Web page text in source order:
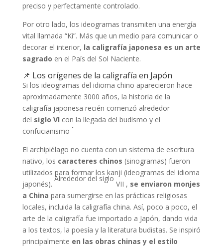
preciso y perfectamente controlado.
Por otro lado, los ideogramas transmiten una energía
vital llamada “Ki”. Más que un medio para comunicar o
decorar el interior, la caligrafía japonesa es un arte
sagrado en el País del Sol Naciente.
📌 Los orígenes de la caligrafía en Japón
Si los ideogramas del idioma chino aparecieron hace
aproximadamente 3000 años, la historia de la
caligrafía japonesa recién comenzó alrededor
del siglo VI con la llegada del budismo y el
confucianismo
.
El archipiélago no cuenta con un sistema de escritura
nativo, los caracteres chinos (sinogramas) fueron
utilizados para formar los kanji (ideogramas del idioma
japonés).
Alrededor del siglo
VII , se enviaron monjes
a China para sumergirse en las prácticas religiosas
locales, incluida la caligrafía china. Así, poco a poco, el
arte de la caligrafía fue importado a Japón, dando vida
a los textos, la poesía y la literatura budistas. Se inspiró
principalmente en las obras chinas y el estilo